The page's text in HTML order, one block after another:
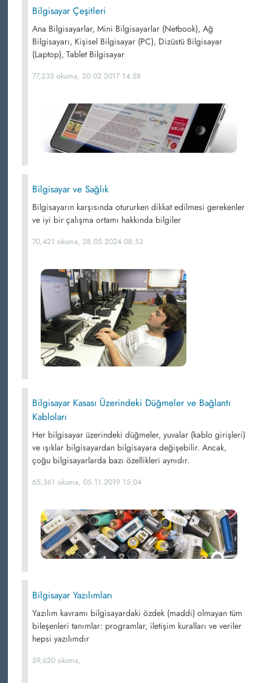
Bilgisayar Çeşitleri
Ana Bilgisayarlar, Mini Bilgisayarlar (Netbook), Ağ
Bilgisayarı, Kişisel Bilgisayar (PC), Dizüstü Bilgisayar
(Laptop), Tablet Bilgisayar
77,235 okuma, 20.02.2017 14:58
Bilgisayar ve Sağlık
Bilgisayarın karşısında otururken dikkat edilmesi gerekenler
ve iyi bir çalışma ortamı hakkında bilgiler
70,421 okuma, 28.05.2024 08:53
Bilgisayar Kasası Üzerindeki Düğmeler ve Bağlantı
Kabloları
Her bilgisayar üzerindeki düğmeler, yuvalar (kablo girişleri)
ve ışıklar bilgisayardan bilgisayara değişebilir. Ancak,
çoğu bilgisayarlarda bazı özellikleri aynıdır.
65,361 okuma, 05.11.2019 15:04
Bilgisayar Yazılımları
Yazılım kavramı bilgisayardaki özdek (maddi) olmayan tüm
bileşenleri tanımlar: programlar, iletişim kuralları ve veriler
hepsi yazılımdır
59,620 okuma,